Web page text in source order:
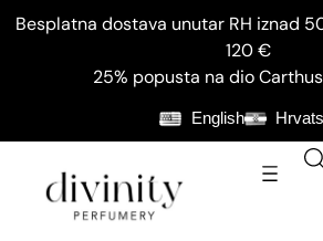
Besplatna dostava unutar RH iznad
120 €
25% popusta na dio
English